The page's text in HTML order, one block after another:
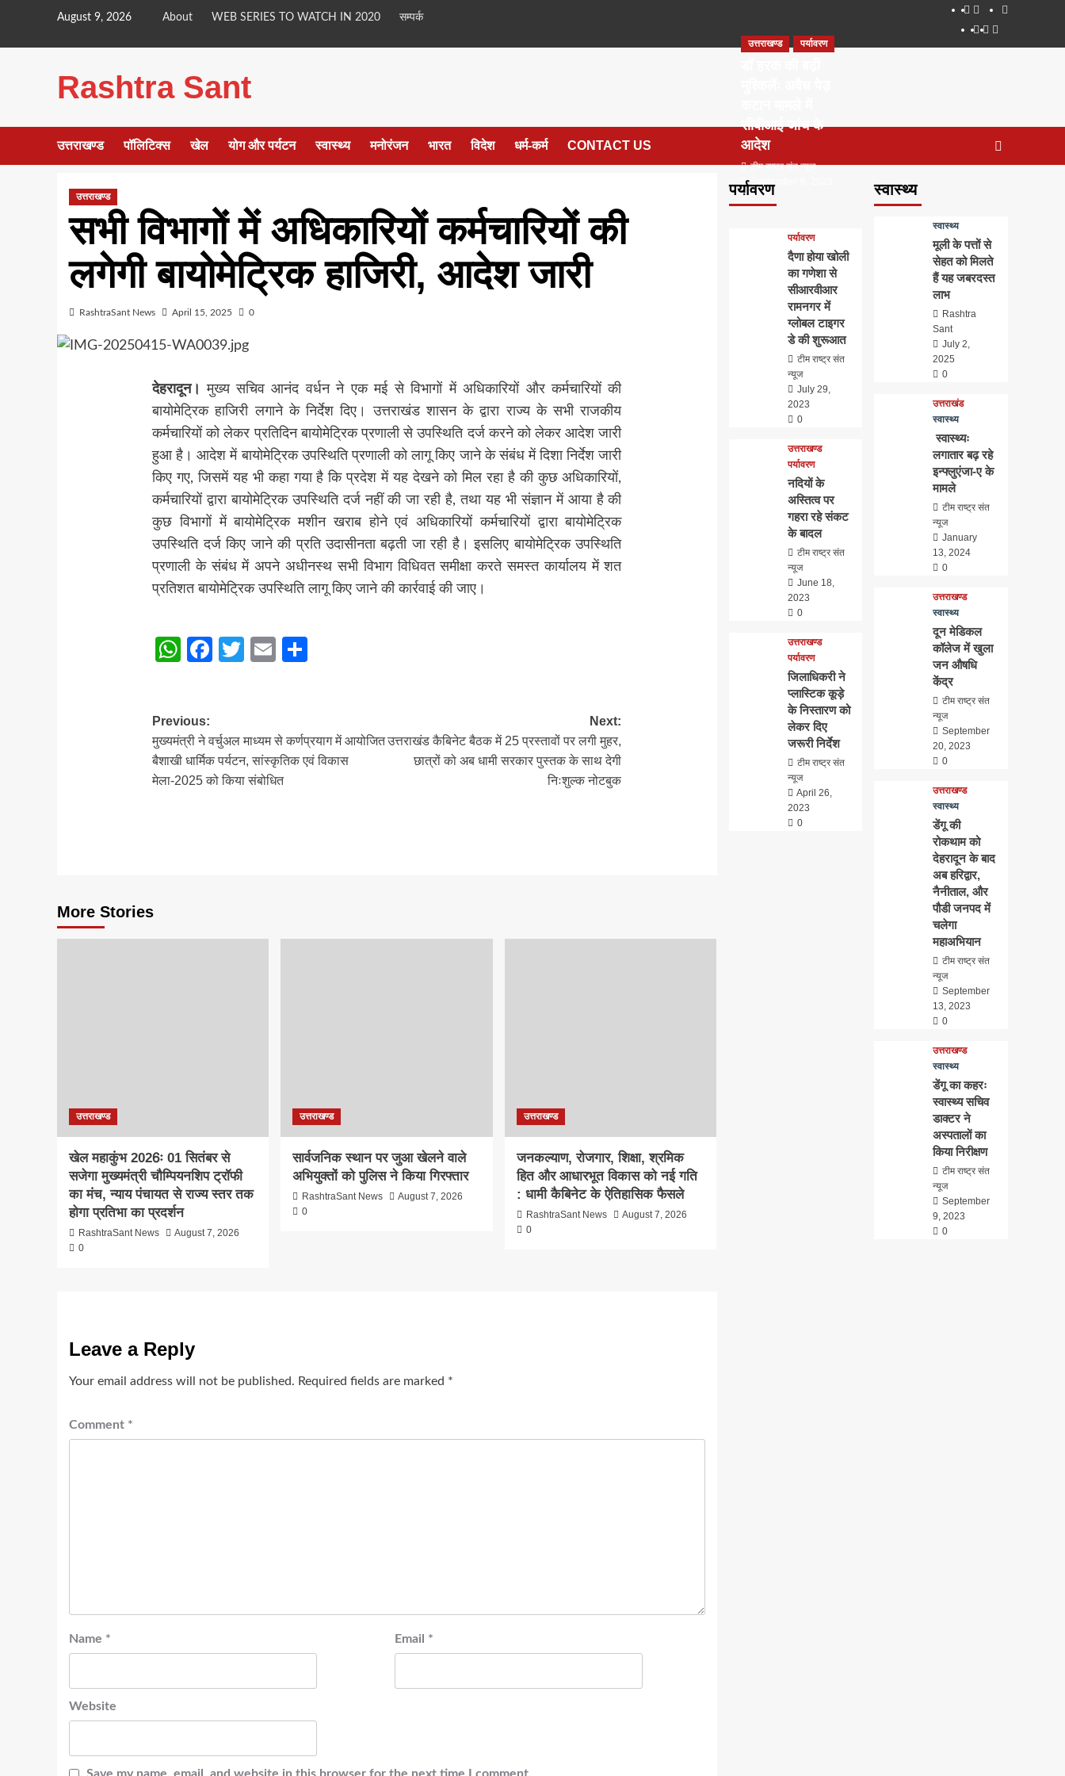
content
August 9, 2026 About WEB SERIES TO WATCH IN 2020 सम्पर्क
About
WEB
SERIES
Dehradun
Smart
Life
in
Places
to
सम्पर्क
Rashtra Sant
उत्तराखण्ड पॉलिटिक्स खेल योग और पर्यटन स्वास्थ्य मनोरंजन भारत विदेश धर्म-कर्म CONTACT US
उत्तराखण्ड
सभी विभागों में अधिकारियों कर्मचारियों की
लगेगी बायोमेट्रिक हाजिरी, आदेश जारी
RashtraSant News April 15, 2025 0
देहरादून।मुख्य सचिव आनंद वर्धन ने एक मई से विभागों में अधिकारियों और कर्मचारियों की
बायोमेट्रिक हाजिरी लगाने के निर्देश दिए। उत्तराखंड शासन के द्वारा राज्य के सभी राजकीय
कर्मचारियों को लेकर प्रतिदिन बायोमेट्रिक प्रणाली से उपस्थिति दर्ज करने को लेकर आदेश जारी
हुआ है। आदेश में बायोमेट्रिक उपस्थिति प्रणाली को लागू किए जाने के संबंध में दिशा निर्देश जारी
किए गए, जिसमें यह भी कहा गया है कि प्रदेश में यह देखने को मिल रहा है की कुछ अधिकारियों,
कर्मचारियों द्वारा बायोमेट्रिक उपस्थिति दर्ज नहीं की जा रही है, तथा यह भी संज्ञान में आया है की
कुछ विभागों में बायोमेट्रिक मशीन खराब होने एवं अधिकारियों कर्मचारियों द्वारा बायोमेट्रिक
उपस्थिति दर्ज किए जाने की प्रति उदासीनता बढ़ती जा रही है। इसलिए बायोमेट्रिक उपस्थिति
प्रणाली के संबंध में अपने अधीनस्थ सभी विभाग विधिवत समीक्षा करते समस्त कार्यालय में शत
प्रतिशत बायोमेट्रिक उपस्थिति लागू किए जाने की कार्रवाई की जाए।
Navigation
WhatsApp
Facebook
Twitter
Email
Post
navigation
Previous:
मुख्यमंत्री ने वर्चुअल माध्यम से कर्णप्रयाग में आयोजित
बैशाखी धार्मिक पर्यटन, सांस्कृतिक एवं विकास
मेला-2025 को किया संबोधित
Next:
उत्तराखंड कैबिनेट बैठक में 25 प्रस्तावों पर लगी मुहर,
छात्रों को अब धामी सरकार पुस्तक के साथ देगी
निःशुल्क नोटबुक
More Stories
उत्तराखण्ड
खेल महाकुंभ 2026ः 01 सितंबर से
सजेगा मुख्यमंत्री चौम्पियनशिप ट्रॉफी
का मंच, न्याय पंचायत से राज्य स्तर तक
होगा प्रतिभा का प्रदर्शन
RashtraSant News
August 7, 2026
0
उत्तराखण्ड
सार्वजनिक स्थान पर जुआ खेलने वाले
अभियुक्तों को पुलिस ने किया गिरफ्तार
RashtraSant News
August 7, 2026
0
उत्तराखण्ड
जनकल्याण, रोजगार, शिक्षा, श्रमिक
हित और आधारभूत विकास को नई गति
: धामी कैबिनेट के ऐतिहासिक फैसले
RashtraSant News
August 7, 2026
0
Leave a Reply
Your email address will not be published. Required fields are marked *
Comment *
Name * Email *
Website
पर्यावरण
उत्तराखण्ड पर्यावरण
सीबीआई जांच के
आदेश
टीम राष्ट्र संत न्यूज
September 6, 2023
0
पर्यावरण
दैणा होया खोली
का गणेशा से
सीआरवीआर
रामनगर में
ग्लोबल टाइगर
डे की शुरूआत
टीम राष्ट्र संत
न्यूज
July 29,
2023
0
उत्तराखण्ड
पर्यावरण
नदियों के
अस्तित्व पर
गहरा रहे संकट
के बादल
टीम राष्ट्र संत
न्यूज
June 18,
2023
0
उत्तराखण्ड
पर्यावरण
जिलाधिकरी ने
प्लास्टिक कूड़े
के निस्तारण को
लेकर दिए
जरूरी निर्देश
टीम राष्ट्र संत
न्यूज
April 26,
2023
0
स्वास्थ्य
स्वास्थ्य
मूली के पत्तों से
सेहत को मिलते
हैं यह जबरदस्त
लाभ
Rashtra
Sant
July 2,
2025
0
उत्तराखंड
स्वास्थ्य
स्वास्थ्यः
लगातार बढ़ रहे
इन्फ्लुएंजा-ए के
मामले
टीम राष्ट्र संत
न्यूज
January
13, 2024
0
उत्तराखण्ड
स्वास्थ्य
दून मेडिकल
कॉलेज में खुला
जन औषधि
केंद्र
टीम राष्ट्र संत
न्यूज
September
20, 2023
0
उत्तराखण्ड
स्वास्थ्य
डेंगू की
रोकथाम को
देहरादून के बाद
अब हरिद्वार,
नैनीताल, और
पौडी जनपद में
चलेगा
महाअभियान
टीम राष्ट्र संत
न्यूज
September
13, 2023
0
उत्तराखण्ड
स्वास्थ्य
डेंगू का कहरः
स्वास्थ्य सचिव
डाक्टर ने
अस्पतालों का
किया निरीक्षण
टीम राष्ट्र संत
न्यूज
September
9, 2023
0